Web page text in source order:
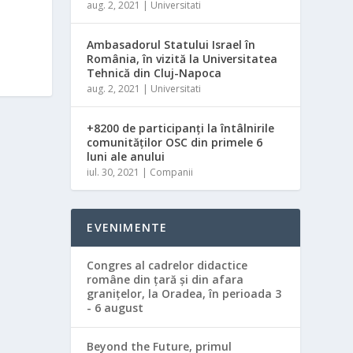
aug. 2, 2021 | Universitati
Ambasadorul Statului Israel în
România, în vizită la Universitatea
Tehnică din Cluj-Napoca
aug. 2, 2021 | Universitati
+8200 de participanți la întâlnirile
comunităților OSC din primele 6
luni ale anului
iul. 30, 2021 | Companii
EVENIMENTE
Congres al cadrelor didactice
române din ţară şi din afara
graniţelor, la Oradea, în perioada 3
- 6 august
Beyond the Future, primul